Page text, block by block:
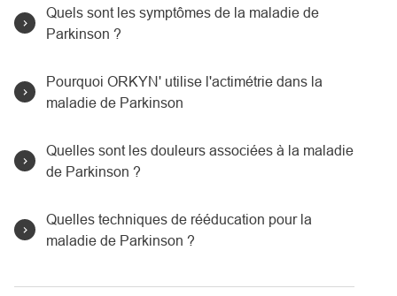
Quels sont les symptômes de la maladie de
Parkinson ?
Pourquoi ORKYN' utilise l'actimétrie dans la
maladie de Parkinson
Quelles sont les douleurs associées à la maladie
de Parkinson ?
Quelles techniques de rééducation pour la
maladie de Parkinson ?